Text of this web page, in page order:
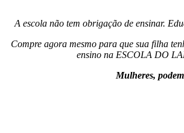
A escola não tem obrigação de ensinar.
Compre agora mesmo para que sua filha
ensino na ESCOLA DO
Mulheres,